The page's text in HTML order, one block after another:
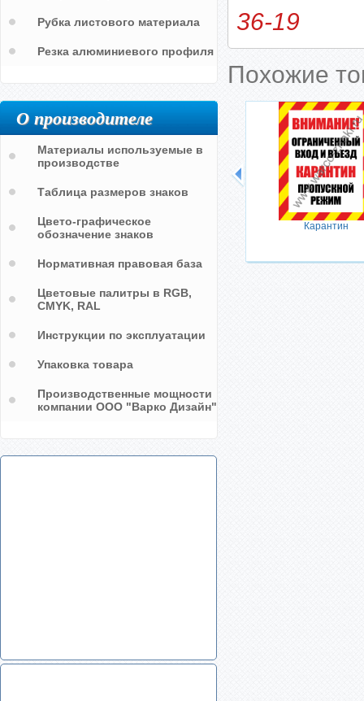
36-19
Похожие
Карантин
Рубка листового материала
Резка алюминиевого профиля
О производителе
Материалы используемые в
производстве
Таблица размеров знаков
Цвето-графическое
обозначение знаков
Нормативная правовая база
Цветовые палитры в RGB,
CMYK, RAL
Инструкции по эксплуатации
Упаковка товара
Производственные мощности
компании ООО "Варко Дизайн"